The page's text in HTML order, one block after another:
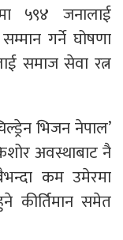
५९४ जनालाई
गर्ने घोषणा
समाज सेवा रत्न
भिजन नेपाल’
अवस्थाबाट नै
कम उमेरमा
कीर्तिमान समेत